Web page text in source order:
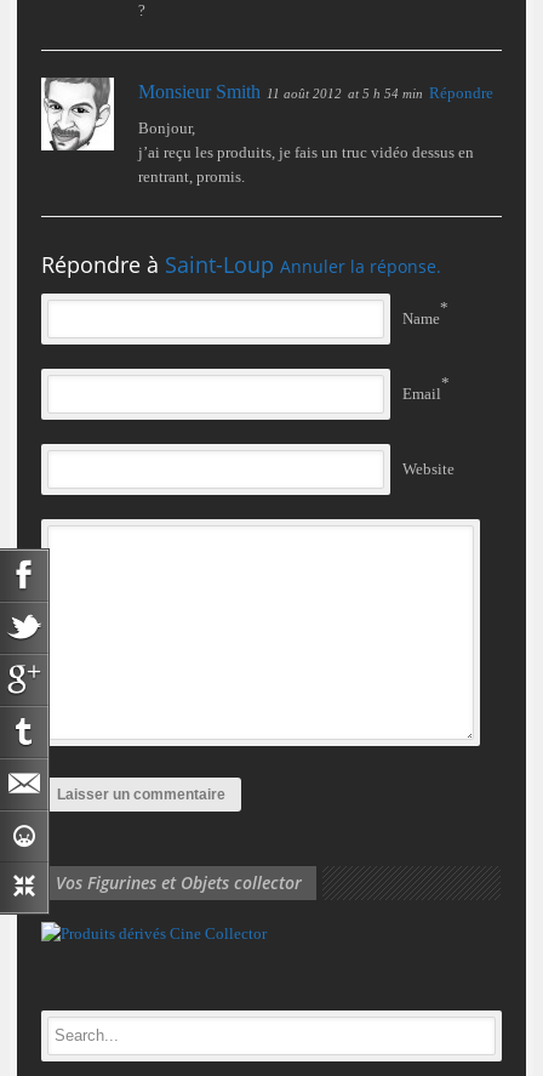
?
Monsieur Smith 11 août 2012 at 5 h 54 min Répondre
Bonjour,
j’ai reçu les produits, je fais un truc vidéo dessus en
rentrant, promis.
Répondre à Saint-Loup Annuler la réponse.
Name
*
Email
*
Website
Vos Figurines et Objets collector